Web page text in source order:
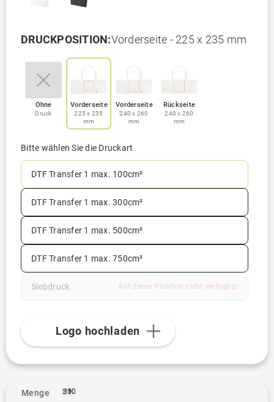
DRUCKPOSITION:Vorderseite - 225 x 235 mm
Ohne
Druck
Vorderseite
225 x 235
mm
Vorderseite
240 x 260
mm
Rückseite
240 x 260
mm
Bitte wählen Sie die Druckart
DTF Transfer 1 max. 100cm²
DTF Transfer 1 max. 300cm²
DTF Transfer 1 max. 500cm²
DTF Transfer 1 max. 750cm²
Siebdruck Auf dieser Position nicht verfügbar
Logo hochladen
Menge 1
250
500
1K